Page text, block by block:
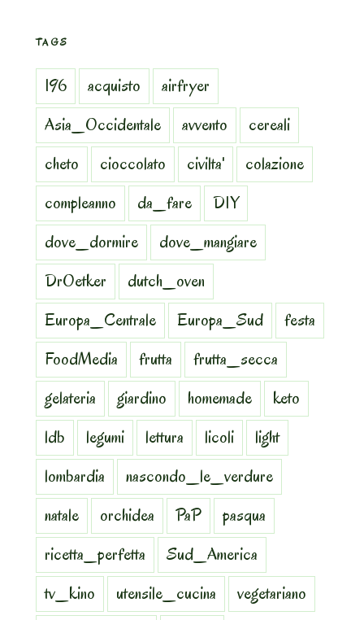
TAGS
196 acquisto
airfryer
Asia_Occidentale
avvento
cereali
cheto
cioccolato civilta'
colazione
compleanno
da_fare
DIY
dove_dormire
dove_mangiare
DrOetker
dutch_oven
Europa_Centrale
Europa_Sud
festa
FoodMedia
frutta
frutta_secca
gelateria
giardino homemade
keto
ldb
legumi lettura licoli
light
lombardia
nascondo_le_verdure
natale
orchidea PaP
pasqua
ricetta_perfetta
Sud_America
tv_kino
utensile_cucina
vegetariano